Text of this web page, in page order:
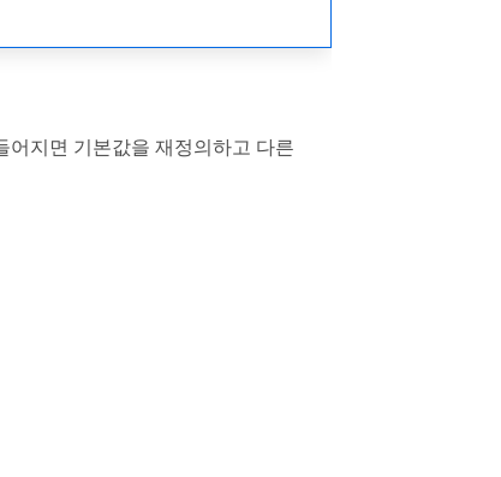
어지면 기본값을 재정의하고 다른